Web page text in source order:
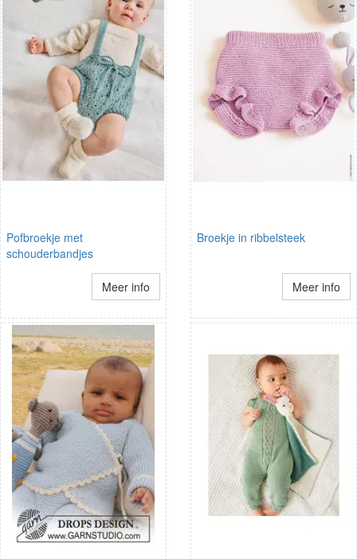
Pofbroekje met
schouderbandjes
Meer info
Broekje in ribbelsteek
Meer info